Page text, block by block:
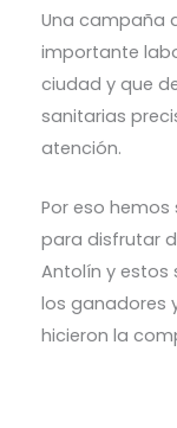
Una campaña
importante
ciudad y que
sanitarias
atención.
Por eso
para disfrutar
Antolín y estos
los ganadores
hicieron la